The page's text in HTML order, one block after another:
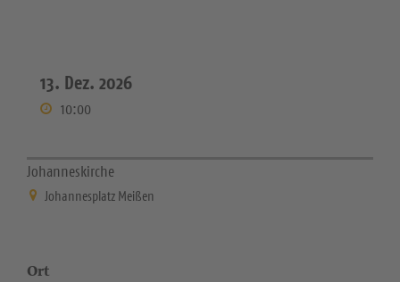
13. Dez. 2026
10:00
Johanneskirche
Johannesplatz Meißen
Ort